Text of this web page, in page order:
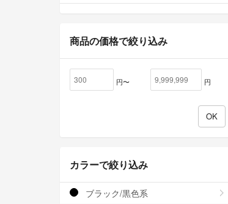
商品の価格で絞り込み
円〜 円
カラーで絞り込み
ブラック/黒色系